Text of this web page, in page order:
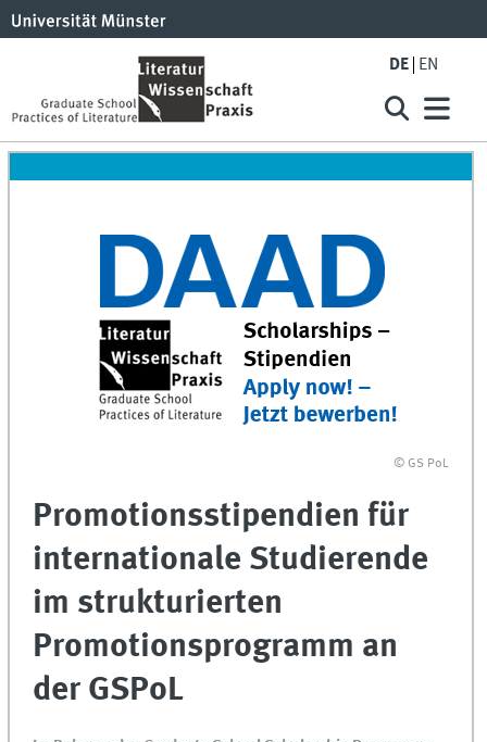
DE EN
© GS PoL
Promotionsstipendien für
internationale Studierende
im strukturierten
Promotionsprogramm an
der GSPoL